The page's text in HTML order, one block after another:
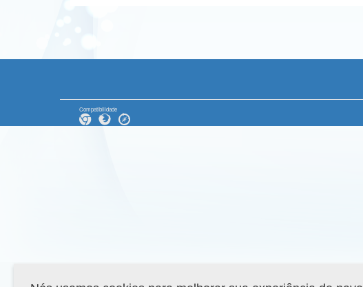
Compatibilidade